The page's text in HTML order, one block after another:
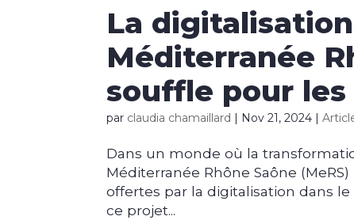
La digitalisation
Méditerranée
souffle pour
par claudia chamaillard Nov 21, 2024 |
Dans un monde où la
Méditerranée Rhône Saône
offertes par la digitalisation dans
ce projet...